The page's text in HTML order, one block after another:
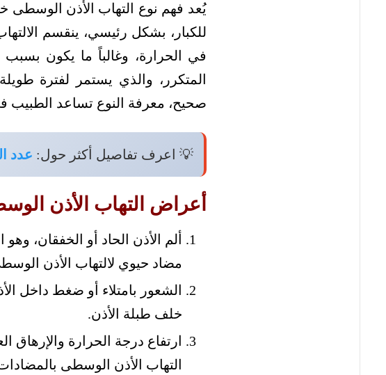
يُعد فهم نوع التهاب الأذن
للكبار، بشكل رئيسي، ينقسم
في الحرارة، وغالباً ما يكون بسبب
المتكرر، والذي يستمر لفترة
صحيح، معرفة النوع تساعد الطبيب
💡 اعرف تفاصيل أكثر حول: عدد
أعراض التهاب الأذن
ألم الأذن الحاد أو الخفقان،
مضاد حيوي لالتهاب الأذن
الشعور بامتلاء أو ضغط داخل
خلف طبلة الأذن.
ارتفاع درجة الحرارة والإرهاق
التهاب الأذن الوسطى